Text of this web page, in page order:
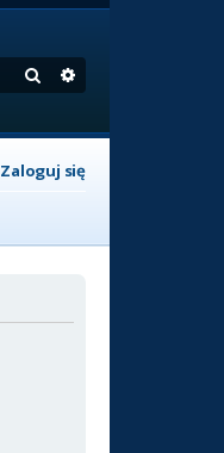
Szukaj
Zaloguj się